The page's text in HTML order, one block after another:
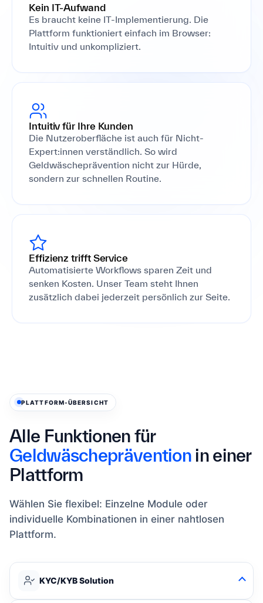
Kein IT-Aufwand
Es braucht keine IT-Implementierung. Die
Plattform funktioniert einfach im Browser:
Intuitiv und unkompliziert.
Intuitiv für Ihre Kunden
Die Nutzeroberfläche ist auch für Nicht-
Expert:innen verständlich. So wird
Geldwäscheprävention nicht zur Hürde,
sondern zur schnellen Routine.
Effizienz trifft Service
Automatisierte Workflows sparen Zeit und
senken Kosten. Unser Team steht Ihnen
zusätzlich dabei jederzeit persönlich zur Seite.
PLATTFORM-ÜBERSICHT
Alle Funktionen für
Geldwäscheprävention in einer
Plattform
Wählen Sie flexibel: Einzelne Module oder
individuelle Kombinationen in einer nahtlosen
Plattform.
KYC/KYB Solution